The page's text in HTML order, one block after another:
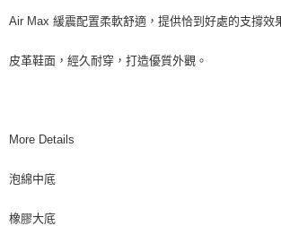
Air Max 緩震配置柔軟舒適，提供恰到好處的支撐效
皮革鞋面，經久耐穿，打造優質外觀。
More Details
泡綿中底
橡膠大底